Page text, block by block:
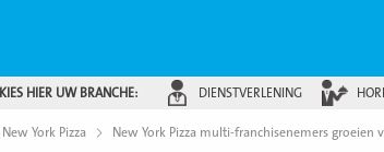
KIES HIER UW BRANCHE: DIENSTVERLENING
New York Pizza New York Pizza multi-franchisenemers